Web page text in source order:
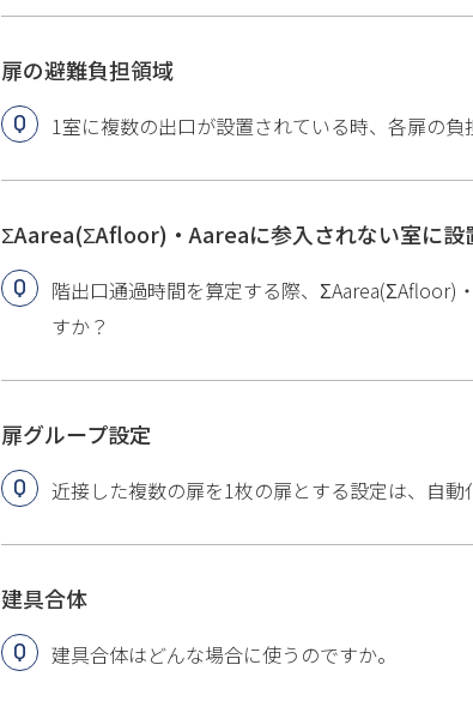
扉の避難負担領域
1室に複数の出口が設置されている時、各扉の
ΣAarea(ΣAfloor)・Aareaに参入されない室に設
階出口通過時間を算定する際、ΣAarea(ΣAfloor)
すか？
扉グループ設定
近接した複数の扉を1枚の扉とする設定は、自動
建具合体
建具合体はどんな場合に使うのですか。